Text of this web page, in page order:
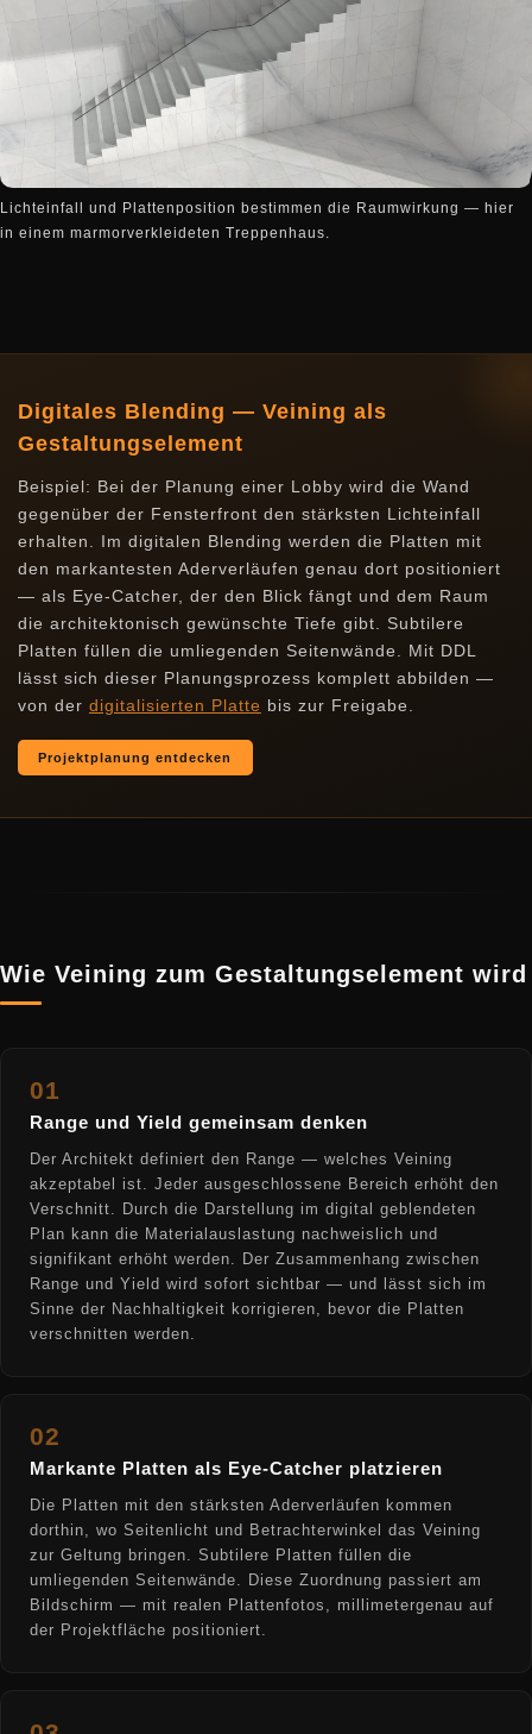
Lichteinfall und Plattenposition bestimmen die Raumwirkung — hier
in einem marmorverkleideten Treppenhaus.
Digitales Blending — Veining als
Gestaltungselement
Beispiel: Bei der Planung einer Lobby wird die Wand
gegenüber der Fensterfront den stärksten Lichteinfall
erhalten. Im digitalen Blending werden die Platten mit
den markantesten Aderverläufen genau dort positioniert
— als Eye-Catcher, der den Blick fängt und dem Raum
die architektonisch gewünschte Tiefe gibt. Subtilere
Platten füllen die umliegenden Seitenwände. Mit DDL
lässt sich dieser Planungsprozess komplett abbilden —
von der digitalisierten Platte bis zur Freigabe.
Projektplanung entdecken
Wie Veining zum Gestaltungselement wird
01
Range und Yield gemeinsam denken
Der Architekt definiert den Range — welches Veining
akzeptabel ist. Jeder ausgeschlossene Bereich erhöht den
Verschnitt. Durch die Darstellung im digital geblendeten
Plan kann die Materialauslastung nachweislich und
signifikant erhöht werden. Der Zusammenhang zwischen
Range und Yield wird sofort sichtbar — und lässt sich im
Sinne der Nachhaltigkeit korrigieren, bevor die Platten
verschnitten werden.
02
Markante Platten als Eye-Catcher platzieren
Die Platten mit den stärksten Aderverläufen kommen
dorthin, wo Seitenlicht und Betrachterwinkel das Veining
zur Geltung bringen. Subtilere Platten füllen die
umliegenden Seitenwände. Diese Zuordnung passiert am
Bildschirm — mit realen Plattenfotos, millimetergenau auf
der Projektfläche positioniert.